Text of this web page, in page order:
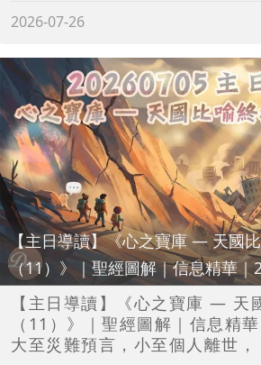
http://
https://www.facebook.com/
Production-
Instagram】
https://
#Deepro #跟進行列導讀 #聖
#精華短片
歌， 將歷史化作美好回憶，讓
震撼信息， 緊貼神的時代步伐
角者的榮耀使命！ #聖經圖解 #信息精華 #聖經
漫畫 #聖經卡通片粵語
🔉每星期準時上載新影片🎬 🤗
經真理📖 現在就訂閱我吧！
https://www.youtube.com/
💾《心之寶庫 — 天國比喻終極
整信息下載連結💾
https://www.ziondaily.com/
✨✨🔎這裡也能找到我🔍✨✨ 【Deepro
站】
http://
2026-07-26
【主日導讀】《心之寶庫 — 天國
（11）》｜聖經圖解｜信息精華｜
【主日導讀】《心之寶庫 — 天
（11）》｜聖經圖解｜信息精
大至災難預言，小至個人離世，